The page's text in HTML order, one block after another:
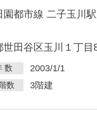
園都市線 二子玉川
世田谷区玉川１丁目
数 2003/1/1
数 3階建